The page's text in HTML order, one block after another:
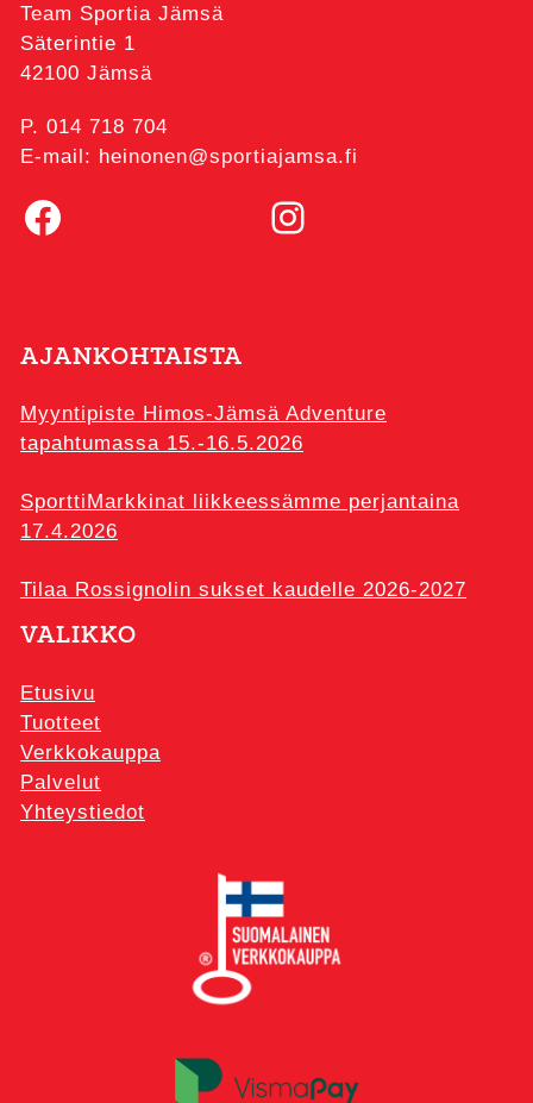
Team Sportia Jämsä
Säterintie 1
42100 Jämsä
P. 014 718 704
E-mail: heinonen@sportiajamsa.fi
Facebook Instagram
AJANKOHTAISTA
Myyntipiste Himos-Jämsä Adventure
tapahtumassa 15.-16.5.2026
SporttiMarkkinat liikkeessämme perjantaina
17.4.2026
Tilaa Rossignolin sukset kaudelle 2026-2027
VALIKKO
Etusivu
Tuotteet
Verkkokauppa
Palvelut
Yhteystiedot